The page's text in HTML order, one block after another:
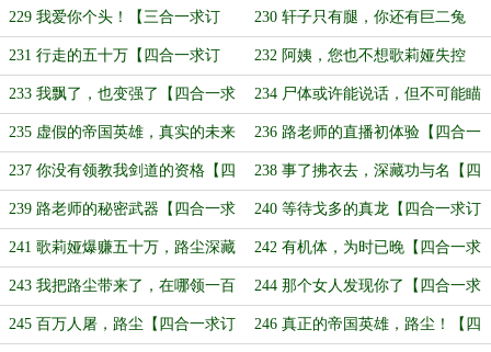
【三合一求月票！】 【四合一求月票！】
229 我爱你个头！【三合一求订
阅！】
230 轩子只有腿，你还有巨二兔
【虫之国篇完！】
231 行走的五十万【四合一求订
阅！】
232 阿姨，您也不想歌莉娅失控
吧？【四合一求订阅！】
233 我飘了，也变强了【四合一求
订阅！】
234 尸体或许能说话，但不可能瞄
的准【四合一求订阅！】
235 虚假的帝国英雄，真实的未来
剑圣【四合一求订阅！】
236 路老师的直播初体验【四合一
求订阅！】
237 你没有领教我剑道的资格【四
合一求订阅！】
238 事了拂衣去，深藏功与名【四
合一求订阅！】
239 路老师的秘密武器【四合一求
订阅！】
240 等待戈多的真龙【四合一求订
阅！】
241 歌莉娅爆赚五十万，路尘深藏
功与名【四合一求订阅！】
242 有机体，为时已晚【四合一求
订阅！】
243 我把路尘带来了，在哪领一百
万？【四合一求订阅！】
244 那个女人发现你了【四合一求
订阅！】
245 百万人屠，路尘【四合一求订 246 真正的帝国英雄，路尘！【四